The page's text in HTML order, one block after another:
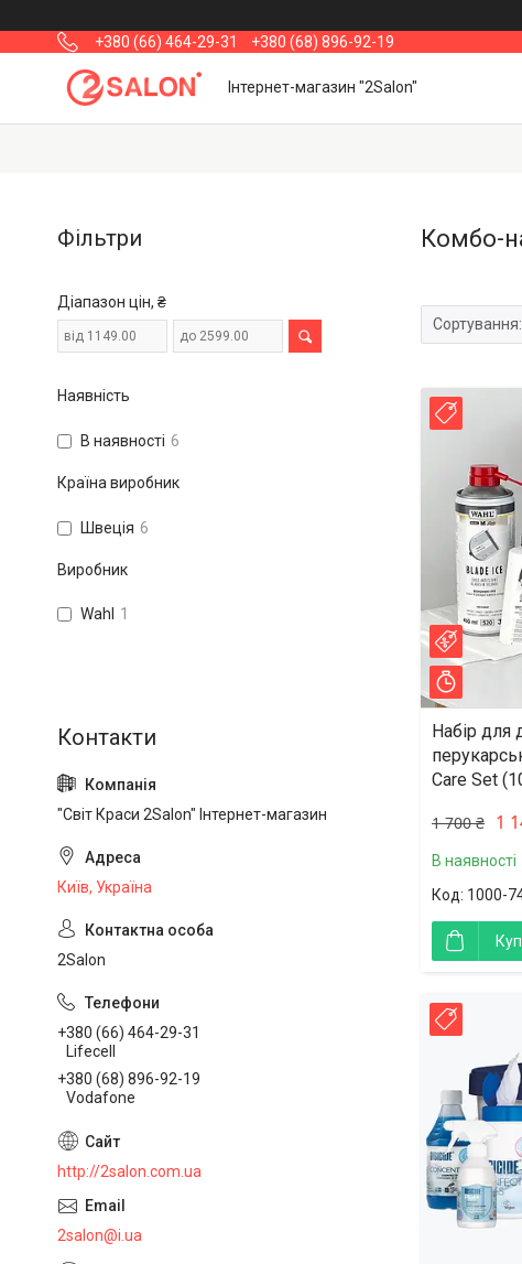
+380 (66) 464-29-31 +380 (68) 896-92-19
Інтернет-магазин "2Salon"
Комбо-
–32%
Набір для
Care Set
1 700 ₴ 1
В наявності
1000-
Фільтри
Діапазон цін, ₴
Наявність
В наявності 6
Країна виробник
Швеція 6
Виробник
Wahl 1
"Світ Краси 2Salon" Інтернет-магазин
Київ, Україна
2Salon
+380 (66) 464-29-31
Lifecell
+380 (68) 896-92-19
Vodafone
http://2salon.com.ua
2salon@i.ua